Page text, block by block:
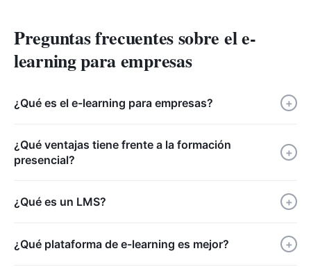
Preguntas frecuentes sobre el e-
learning para empresas
¿Qué es el e-learning para empresas? +
¿Qué ventajas tiene frente a la formación
presencial?
+
¿Qué es un LMS? +
¿Qué plataforma de e-learning es mejor? +